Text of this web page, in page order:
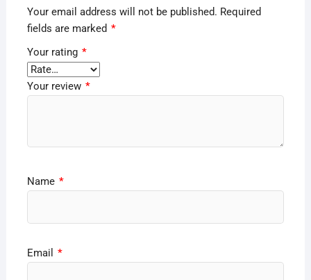
Your email address will not be published. Required
fields are marked *
Your rating *
Your review *
Name *
Email *